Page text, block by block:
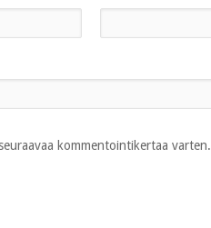
kommentointikertaa varten.